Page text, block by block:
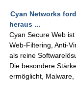
Cyan Networks
heraus ...
Cyan Secure Web
Web-Filtering, Anti-
als reine
Die besondere
ermöglicht,